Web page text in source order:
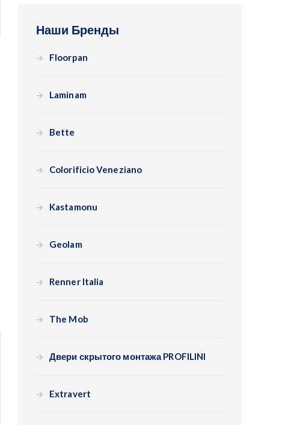
Наши Бренды
Floorpan
Laminam
Bette
Colorificio Veneziano
Kastamonu
Geolam
Renner Italia
The Mob
Двери скрытого монтажа PROFILINI
Extravert